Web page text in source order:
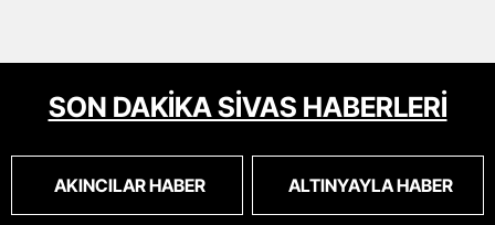
SON DAKİKA SİVAS HABERLERİ
AKINCILAR HABER ALTINYAYLA HABER